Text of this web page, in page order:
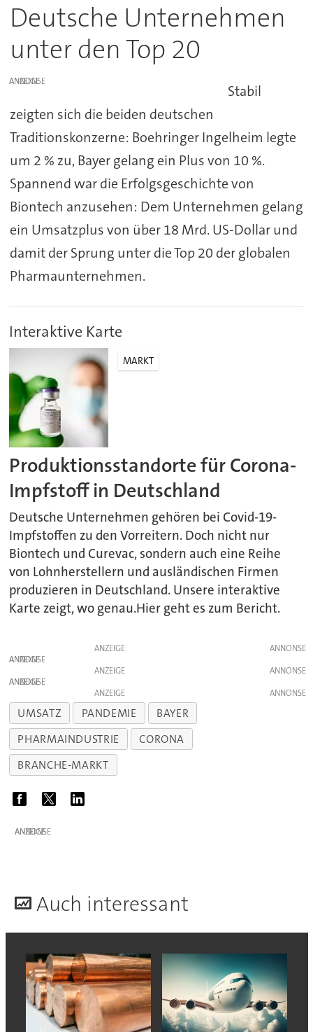
Deutsche Unternehmen
unter den Top 20
ANZEIGE
Stabil
zeigten sich die beiden deutschen
Traditionskonzerne: Boehringer Ingelheim legte
um 2 % zu, Bayer gelang ein Plus von 10 %.
Spannend war die Erfolgsgeschichte von
Biontech anzusehen: Dem Unternehmen gelang
ein Umsatzplus von über 18 Mrd. US-Dollar und
damit der Sprung unter die Top 20 der globalen
Pharmaunternehmen.
Interaktive Karte
MARKT
Produktionsstandorte für Corona-
Impfstoff in Deutschland
Deutsche Unternehmen gehören bei Covid-19-
Impfstoffen zu den Vorreitern. Doch nicht nur
Biontech und Curevac, sondern auch eine Reihe
von Lohnherstellern und ausländischen Firmen
produzieren in Deutschland. Unsere interaktive
Karte zeigt, wo genau.Hier geht es zum Bericht.
ANZEIGE
ANZEIGE
ANZEIGE
ANZEIGE
ANZEIGE
UMSATZ PANDEMIE
BAYER
PHARMAINDUSTRIE
CORONA
BRANCHE-MARKT
ANZEIGE
Auch interessant